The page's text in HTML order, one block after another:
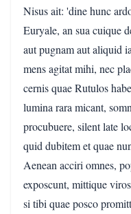
Nisus ait: 'dine hunc
Euryale, an sua cuique
aut pugnam aut aliquid
mens agitat mihi, nec
cernis quae Rutulos
lumina rara micant,
procubuere, silent late
quid dubitem et quae
Aenean acciri omnes,
exposcunt, mittique
si tibi quae posco